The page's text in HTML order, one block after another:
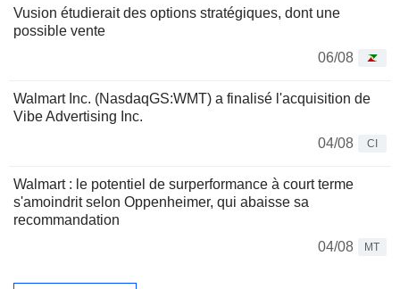
Vusion étudierait des options stratégiques, dont une
possible vente
06/08
Walmart Inc. (NasdaqGS:WMT) a finalisé l'acquisition de
Vibe Advertising Inc.
04/08
CI
Walmart : le potentiel de surperformance à court terme
s'amoindrit selon Oppenheimer, qui abaisse sa
recommandation
04/08
MT